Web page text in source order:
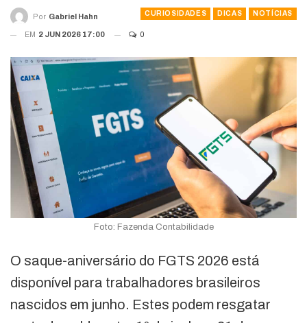
CURIOSIDADES DICAS NOTÍCIAS
Por Gabriel Hahn
EM 2 JUN 2026 17:00 0
Foto: Fazenda Contabilidade
O saque-aniversário do FGTS 2026 está
disponível para trabalhadores brasileiros
nascidos em junho. Estes podem resgatar